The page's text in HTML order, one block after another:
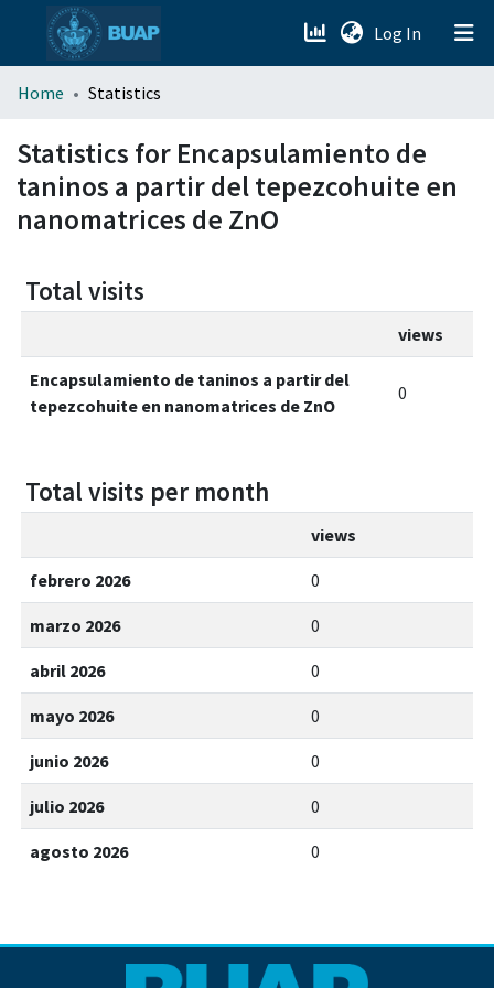
Log In (current)
menu.section.about_menu
All of DSpace
Home Statistics
Statistics for Encapsulamiento de
taninos a partir del tepezcohuite en
nanomatrices de ZnO
Total visits
views
Encapsulamiento de taninos a partir del
tepezcohuite en nanomatrices de ZnO
0
Total visits per month
views
febrero 2026 0
marzo 2026 0
abril 2026 0
mayo 2026 0
junio 2026 0
julio 2026 0
agosto 2026 0